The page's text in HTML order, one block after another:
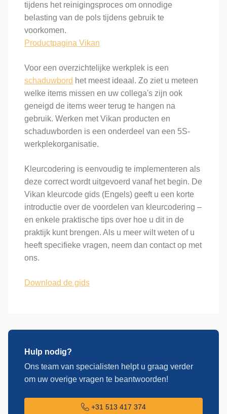
tijdens het reinigingsproces om onnodige
belasting van de pols tijdens gebruik te
voorkomen.
Productpagina Vikan
Voor een overzichtelijke werkplek is een
schaduwbord het meest ideaal. Zo ziet u meteen
welke items missen en uw collega's zijn ook
geneigd de items weer terug te hangen na
gebruik. Werken met Vikan producten en
schaduwborden is een onderdeel van een 5S-
werkplekorganisatie.
Kleurcodering is eenvoudig te implementeren als
deze correct wordt uitgevoerd vanaf het begin. De
Vikan kleurcode gids (Engels) geeft u een korte
introductie over de voordelen van kleurcodering –
en enkele praktische tips over hoe u dit in de
praktijk kunt brengen. Als u meer wilt weten of u
heeft specifieke vragen, neem dan contact op met
ons.
Download de gids
Hulp nodig?
Ons team van specialisten helpt u graag verder
om uw overige vragen te beantwoorden!
+31 513 417 374